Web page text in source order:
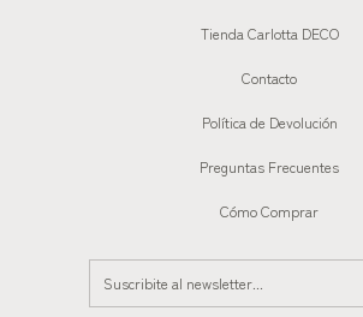
Tienda Carlotta DECO
Contacto
Política de Devolución
Preguntas Frecuentes
Cómo Comprar